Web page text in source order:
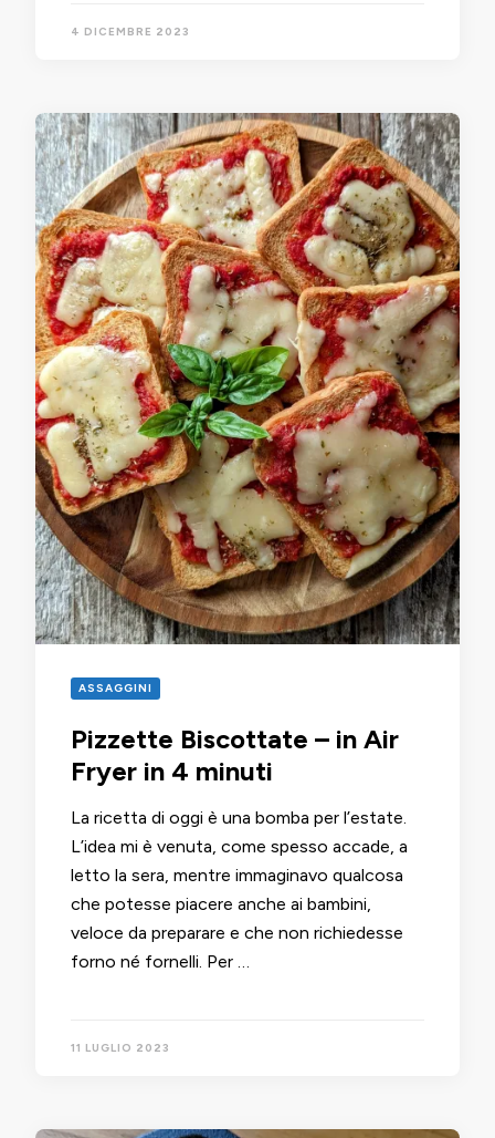
4 DICEMBRE 2023
ASSAGGINI
Pizzette Biscottate – in Air
Fryer in 4 minuti
La ricetta di oggi è una bomba per l’estate.
L’idea mi è venuta, come spesso accade, a
letto la sera, mentre immaginavo qualcosa
che potesse piacere anche ai bambini,
veloce da preparare e che non richiedesse
forno né fornelli. Per …
11 LUGLIO 2023